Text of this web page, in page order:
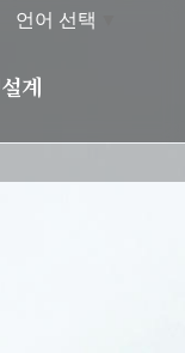
언어 선택
계